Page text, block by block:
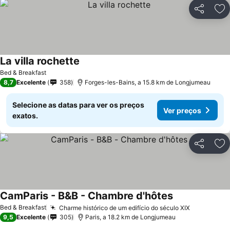
Partilhar
Bed & Breakfast
La villa rochette
8,7 Excelente 358 Forges-les-Bains, a 15.8 km de Longjumeau
Selecione as datas para ver os preços
exatos.
Ver preços
Partilhar
Bed & Breakfast Charme histórico de um edifício do século XIX
CamParis - B&B - Chambre d'hôtes
9,5 Excelente 305 Paris, a 18.2 km de Longjumeau